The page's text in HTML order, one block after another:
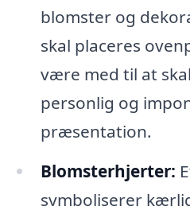
blomster og
skal placeres
være med til at
personlig og
præsentation.
Blomsterhjerter:
symboliserer